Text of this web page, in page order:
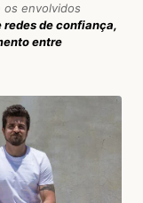
envolvidos
redes de confiança,
entre